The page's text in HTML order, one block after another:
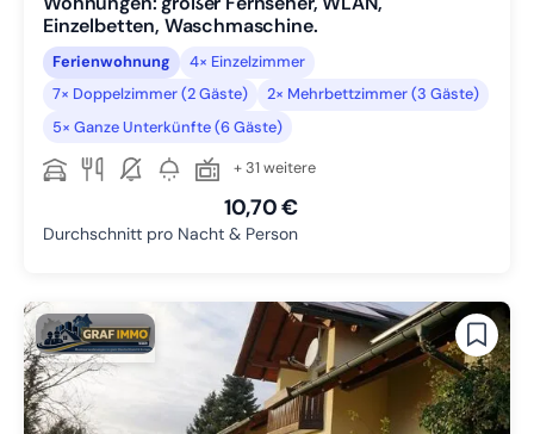
Einzelbetten, Waschmaschine.
Ferienwohnung
4× Einzelzimmer
7× Doppelzimmer (2 Gäste)
2× Mehrbettzimmer (3 Gäste)
5× Ganze Unterkünfte (6 Gäste)
+ 31 weitere
10,70 €
Durchschnitt pro Nacht & Person